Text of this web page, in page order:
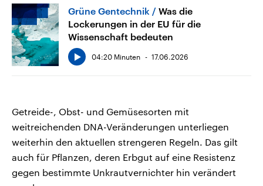
Grüne Gentechnik
Was die
Lockerungen in der EU für die
Wissenschaft bedeuten
04:20 Minuten 17.06.2026
Getreide-, Obst- und Gemüsesorten mit
weitreichenden DNA-Veränderungen unterliegen
weiterhin den aktuellen strengeren Regeln. Das gilt
auch für Pflanzen, deren Erbgut auf eine Resistenz
gegen bestimmte Unkrautvernichter hin verändert